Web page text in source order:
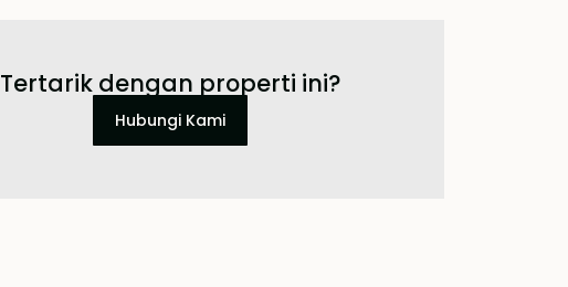
Tertarik dengan properti ini?
Hubungi Kami